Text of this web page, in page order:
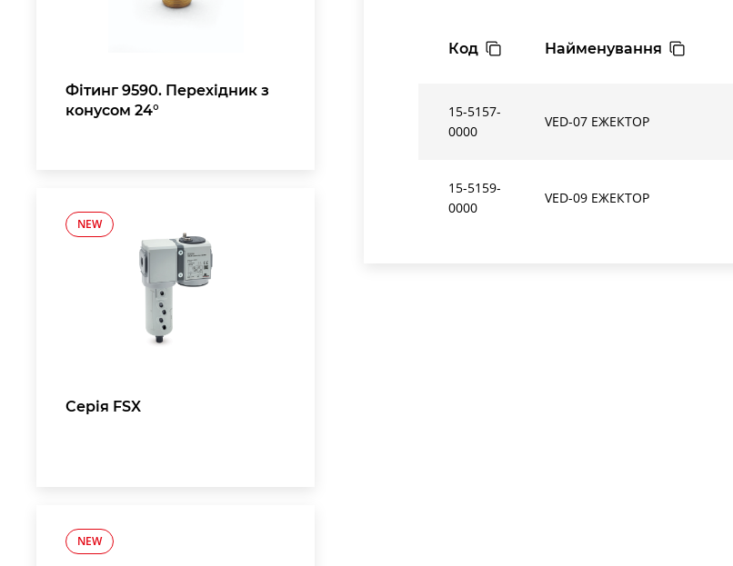
Фітинг 9590. Перехідник з
конусом 24°
NEW
Серія FSX
NEW
Код Найменування
15-5157-
0000
VED-07 ЕЖЕКТОР
15-5159-
0000
VED-09 ЕЖЕКТОР